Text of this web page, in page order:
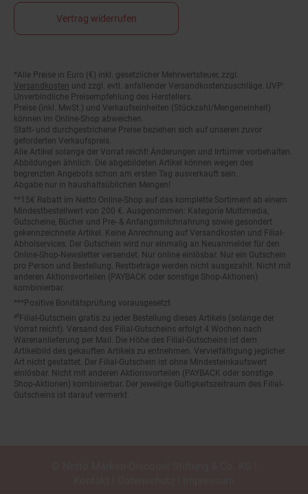
Vertrag widerrufen
Fußnoten
*Alle Preise in Euro (€) inkl. gesetzlicher Mehrwertsteuer, zzgl.
Versandkostenund zzgl. evtl. anfallender Versandkostenzuschläge. UVP:
Unverbindliche Preisempfehlung des Herstellers.
Preise (inkl. MwSt.) und Verkaufseinheiten (Stückzahl/Mengeneinheit)
können im Online-Shop abweichen.
Statt- und durchgestrichene Preise beziehen sich auf unseren zuvor
geforderten Verkaufspreis.
Alle Artikel solange der Vorrat reicht! Änderungen und Irrtümer vorbehalten.
Abbildungen ähnlich. Die abgebildeten Artikel können wegen des
begrenzten Angebots schon am ersten Tag ausverkauft sein.
Abgabe nur in haushaltsüblichen Mengen!
**15€ Rabatt im Netto Online-Shop auf das komplette Sortiment ab einem
Mindestbestellwert von 200 €. Ausgenommen: Kategorie Multimedia,
Gutscheine, Bücher und Pre- & Anfangsmilchnahrung sowie gesondert
gekennzeichnete Artikel. Keine Anrechnung auf Versandkosten und Filial-
Abholservices. Der Gutschein wird nur einmalig an Neuanmelder für den
Online-Shop-Newsletter versendet. Nur online einlösbar. Nur ein Gutschein
pro Person und Bestellung. Restbeträge werden nicht ausgezahlt. Nicht mit
anderen Aktionsvorteilen (PAYBACK oder sonstige Shop-Aktionen)
kombinierbar.
***Positive Bonitätsprüfung vorausgesetzt
²⁰Filial-Gutschein gratis zu jeder Bestellung dieses Artikels (solange der
Vorrat reicht). Versand des Filial-Gutscheins erfolgt 4 Wochen nach
Warenanlieferung per Mail. Die Höhe des Filial-Gutscheins ist dem
Artikelbild des gekauften Artikels zu entnehmen. Vervielfältigung jeglicher
Art nicht gestattet. Der Filial-Gutschein ist ohne Mindesteinkaufswert
einlösbar. Nicht mit anderen Aktionsvorteilen (PAYBACK oder sonstige
Shop-Aktionen) kombinierbar. Der jeweilige Gültigkeitszeitraum des Filial-
Gutscheins ist darauf vermerkt.